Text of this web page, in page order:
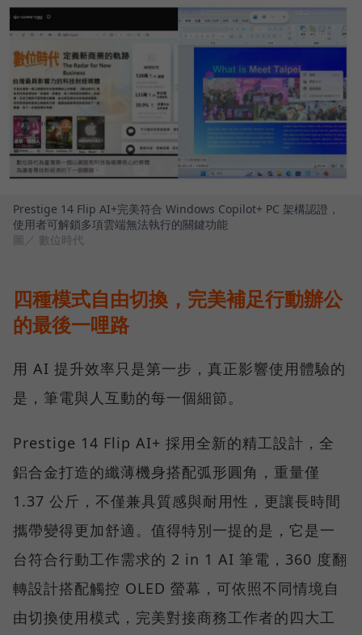
Prestige 14 Flip AI+完美符合 Windows Copilot+ PC 架構認證，
使用者可解鎖多項雲端無法執行的關鍵功能
圖／ 數位時代
四種模式自由切換，完美補足行動辦公
的最後一哩路
用 AI 提升效率只是第一步，真正影響使用體驗的
是，筆電與人互動的每一個細節。
Prestige 14 Flip AI+ 採用全新的精工設計，全
鋁合金打造的纖薄機身搭配弧形圓角，重量僅
1.37 公斤，不僅兼具質感與耐用性，更讓長時間
攜帶變得更加舒適。值得特別一提的是，它是一
台符合行動工作需求的 2 in 1 AI 筆電，360 度翻
轉設計搭配觸控 OLED 螢幕，可依照不同情境自
由切換使用模式，完美對接商務工作者的四大工